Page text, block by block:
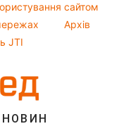
сайтом
Архів
JTI